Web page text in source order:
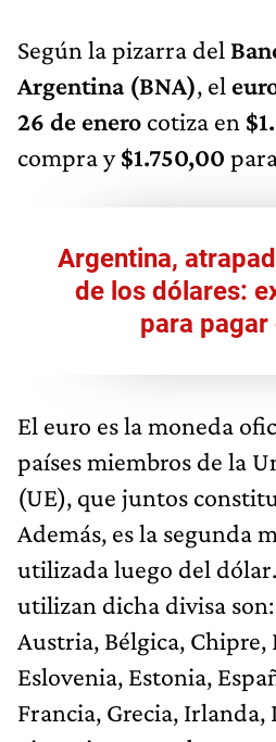
Según la pizarra del
Argentina (BNA), el
26 de enero cotiza en
compra y$1.750,00
Argentina,
de los dólares:
para pagar
El euro es la moneda
países miembros de la
(UE), que juntos
Además, es la segunda
utilizada luego del
utilizan dicha divisa
Austria, Bélgica, Chipre,
Eslovenia, Estonia,
Francia, Grecia,